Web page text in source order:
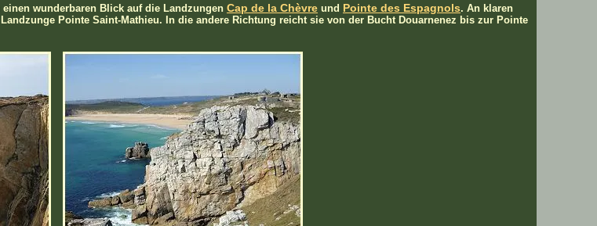
wunderbaren Blick auf die Landzungen Cap de la Chèvre und Pointe des Espagnols. An klaren
Pointe Saint-Mathieu. In die andere Richtung reicht sie von der Bucht Douarnenez bis zur Pointe